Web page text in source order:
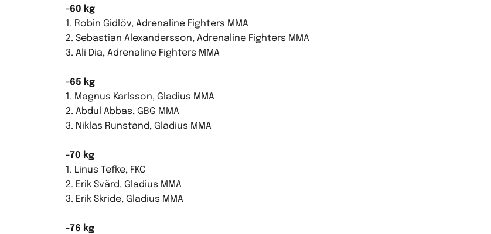
-60 kg
1. Robin Gidlöv, Adrenaline Fighters MMA
2. Sebastian Alexandersson, Adrenaline Fighters MMA
3. Ali Dia, Adrenaline Fighters MMA
-65 kg
1. Magnus Karlsson, Gladius MMA
2. Abdul Abbas, GBG MMA
3. Niklas Runstand, Gladius MMA
-70 kg
1. Linus Tefke, FKC
2. Erik Svärd, Gladius MMA
3. Erik Skride, Gladius MMA
-76 kg